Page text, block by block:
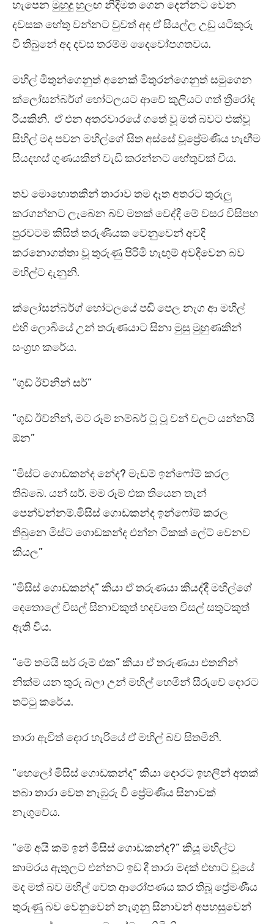
හැපෙන මුහුදු හුලඟ නිදිමත ගෙන දෙන්නට වෙන
දවසක හේතු වන්නට වුවත් අද ඒ සියල්ල උඩු යටිකුරු
වී තිබුනේ අද දවස තරම්ම දෛවෝපගතවය.
මහිල් මිතුන්ගෙනුත් අනෙක් මිතුරන්ගෙනුත් සමුගෙන
ක්ලෝසන්බර්ග් හෝටලයට ආවේ කුලියට ගත් ත්‍රීරෝද
රියකිනි. ඒ එන අතරවාරයේ ගතේ වූ මත් බවට එක්වූ
සිහිල් මද පවන මහිල්ගේ සිත අස්සේ වූප්‍රේමණීය හැඟීම
සියදහස් ගුණයකින් වැඩි කරන්නට හේතුවක් විය.
තව මොහොතකින් තාරාව තම දෑත අතරට තුරුලු
කරගන්නට ලැබෙන බව මතක් වෙද්දී මේ වසර විසිපහ
පුරවටම කිසිත් තරුණියක වෙනුවෙන් අවදි
කරනොගත්තා වූ තුරුණු පිරිමි හැඟුම් අවදිවෙන බව
මහිල්ට දැනුනි.
ක්ලෝසන්බර්ග් හෝටලයේ පඩි පෙල නැග ආ මහිල්
එහි ලොබියේ උන් තරුණයාට සිනා මුසු මුහුණකින්
සංග්‍රහ කරේය.
“ගුඩ් ඊව්නින් සර්”
“ගුඩ් ඊව්නින්, මට රූම් නම්බර් ටූ ටූ වන් වලට යන්නයි
ඕන”
“මිස්ට ගොඩකන්ද නේද? මැඩම් ඉන්ෆෝම් කරල
තිබ්බෙ. යන් සර්. මම රූම් එක තියෙන තැන්
පෙන්වන්නම්.මිසිස් ගොඩකන්ද ඉන්ෆෝම් කරල
තිබුනෙ මිස්ට ගොඩකන්ද එන්න ටිකක් ලේට් වෙනව
කියල”
“මිසිස් ගොඩකන්ද” කියා ඒ තරුණයා කියද්දී මහිල්ගේ
දෙතොලේ විසල් සිනාවකුත් හදවතෙ විසල් සතුටකුත්
ඇති විය.
“මේ තමයි සර් රූම් එක” කියා ඒ තරුණයා එතනින්
නික්ම යන තුරු බලා උන් මහිල් හෙමින් සීරුවේ දොරට
තට්ටු කරේය.
තාරා ඇවිත් දොර හැරියේ ඒ මහිල් බව සිතමිනි.
“හෙලෝ මිසිස් ගොඩකන්ද” කියා දොරට ඉහලින් අතක්
තබා තාරා වෙත නැඹුරු වී ප්‍රේමණීය සිනාවක්
නැගුවේය.
“මේ අයි කම් ඉන් මිසිස් ගොඩකන්ද?” කියූ මහිල්ට
කාමරය ඇතුලට එන්නට ඉඩ දී තාරා මදක් එහාට වූයේ
මද මත් බව මහිල් වෙත ආරෝපණය කර තිබූ ප්‍රේමණීය
තුරුණු බව වෙනුවෙන් නැගුනු සිනාවන් අපහසුවෙන්